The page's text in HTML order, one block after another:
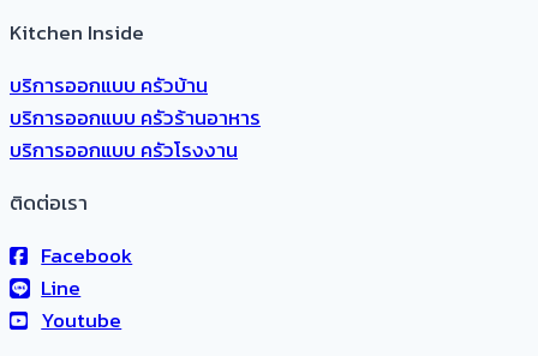
Kitchen Inside
บริการออกแบบ ครัวบ้าน
บริการออกแบบ ครัวร้านอาหาร
บริการออกแบบ ครัวโรงงาน
ติดต่อเรา
Facebook
Line
Youtube